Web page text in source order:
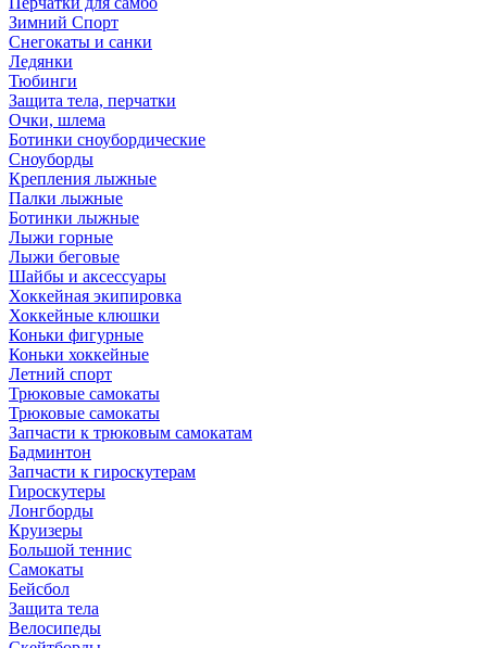
Зимний Спорт
Снегокаты и санки
Ледянки
Тюбинги
Защита тела, перчатки
Очки, шлема
Ботинки сноубордические
Сноуборды
Крепления лыжные
Палки лыжные
Ботинки лыжные
Лыжи горные
Лыжи беговые
Шайбы и аксессуары
Хоккейная экипировка
Хоккейные клюшки
Коньки фигурные
Коньки хоккейные
Летний спорт
Трюковые самокаты
Трюковые самокаты
Запчасти к трюковым самокатам
Бадминтон
Запчасти к гироскутерам
Гироскутеры
Лонгборды
Круизеры
Большой теннис
Самокаты
Бейсбол
Защита тела
Велосипеды